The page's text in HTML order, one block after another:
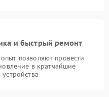
и быстрый ремонт
позволяют провести
в кратчайшие